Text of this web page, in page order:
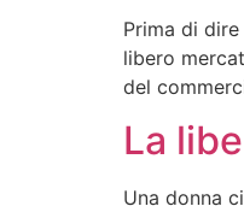
Prima di
libero
del
La
Una donna